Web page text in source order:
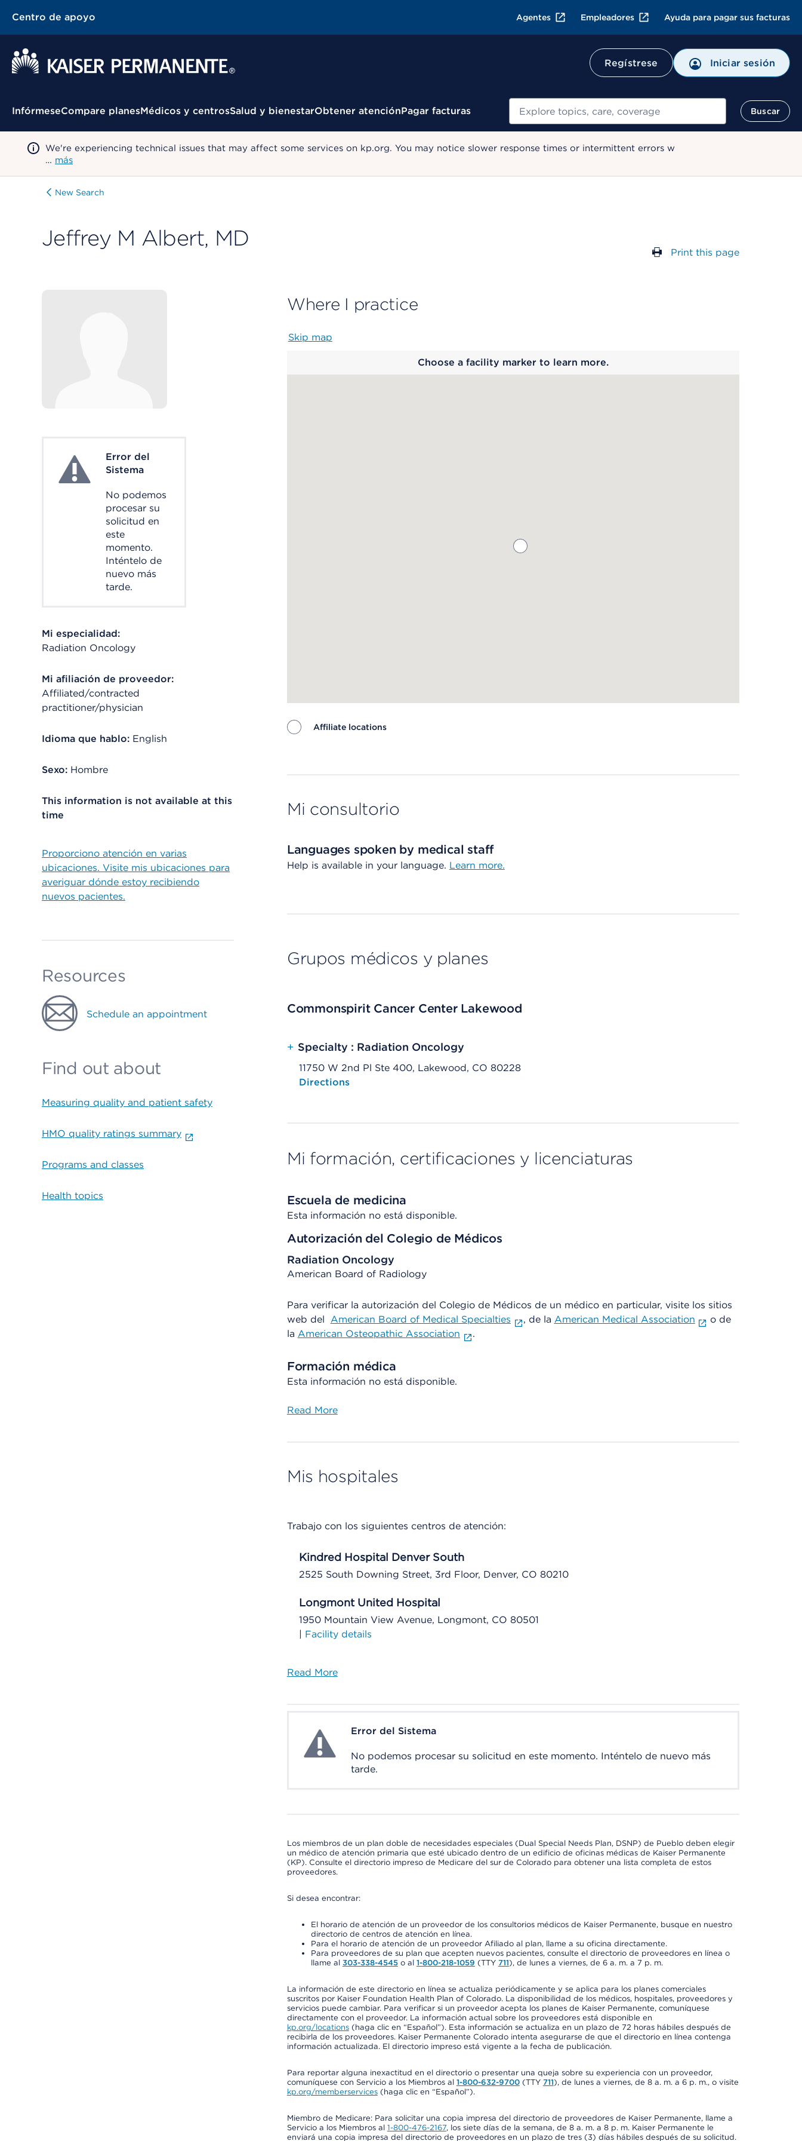
Centro de apoyo Agentes Empleadores Ayuda para pagar sus facturas
Regístrese Iniciar sesión
Menú contextual
InfórmeseCompare planesMédicos y centrosSalud y bienestarObtener atenciónPagar facturas Buscar
Buscar
We're experiencing technical issues that may affect some services on kp.org. You may notice slower response times or intermittent errors w
… más
New Search
Jeffrey M Albert, MD
Print this page
System ErrorError del
Sistema
No podemos
procesar su
solicitud en
este
momento.
Inténtelo de
nuevo más
tarde.
Mi especialidad:
Radiation Oncology
Mi afiliación de proveedor:
Affiliated/contracted
practitioner/physician
Idioma que hablo: English
Sexo: Hombre
This information is not available at this
time
Proporciono atención en varias
ubicaciones. Visite mis ubicaciones para
averiguar dónde estoy recibiendo
nuevos pacientes.
Resources
Schedule an appointment
Find out about
Measuring quality and patient safety
HMO quality ratings summary
Programs and classes
Health topics
Where I practice
Skip map
Choose a facility marker to learn more.
Affiliate locations
Mi consultorio
Languages spoken by medical staff
Help is available in your language. Learn more.
Grupos médicos y planes
Commonspirit Cancer Center Lakewood
+ Specialty : Radiation Oncology
11750 W 2nd Pl Ste 400, Lakewood, CO 80228
Opens native map application on mobile devices
Directions
Mi formación, certificaciones y licenciaturas
Escuela de medicina
Esta información no está disponible.
Autorización del Colegio de Médicos
Radiation Oncology
American Board of Radiology
Para verificar la autorización del Colegio de Médicos de un médico en particular, visite los sitios
web del American Board of Medical Specialties , de la American Medical Association
o de
la American Osteopathic Association .
Formación médica
Esta información no está disponible.
Read More
Mis hospitales
Trabajo con los siguientes centros de atención:
Kindred Hospital Denver South
2525 South Downing Street, 3rd Floor, Denver, CO 80210
Longmont United Hospital
1950 Mountain View Avenue, Longmont, CO 80501
| Facility details
Read More
System ErrorError del Sistema
No podemos procesar su solicitud en este momento. Inténtelo de nuevo más
tarde.
Los miembros de un plan doble de necesidades especiales (Dual Special Needs Plan, DSNP) de Pueblo deben elegir
un médico de atención primaria que esté ubicado dentro de un edificio de oficinas médicas de Kaiser Permanente
(KP). Consulte el directorio impreso de Medicare del sur de Colorado para obtener una lista completa de estos
proveedores.
Si desea encontrar:
El horario de atención de un proveedor de los consultorios médicos de Kaiser Permanente, busque en nuestro
directorio de centros de atención en línea.
Para el horario de atención de un proveedor Afiliado al plan, llame a su oficina directamente.
Para proveedores de su plan que acepten nuevos pacientes, consulte el directorio de proveedores en línea o
llame al 303-338-4545o al 1-800-218-1059 (TTY 711), de lunes a viernes, de 6 a. m. a 7 p. m.
La información de este directorio en línea se actualiza periódicamente y se aplica para los planes comerciales
suscritos por Kaiser Foundation Health Plan of Colorado. La disponibilidad de los médicos, hospitales, proveedores y
servicios puede cambiar. Para verificar si un proveedor acepta los planes de Kaiser Permanente, comuníquese
directamente con el proveedor. La información actual sobre los proveedores está disponible en
kp.org/locations(haga clic en “Español”). Esta información se actualiza en un plazo de 72 horas hábiles después de
recibirla de los proveedores. Kaiser Permanente Colorado intenta asegurarse de que el directorio en línea contenga
información actualizada. El directorio impreso está vigente a la fecha de publicación.
Para reportar alguna inexactitud en el directorio o presentar una queja sobre su experiencia con un proveedor,
comuníquese con Servicio a los Miembros al 1-800-632-9700(TTY 711), de lunes a viernes, de 8 a. m. a 6 p. m., o visite
kp.org/memberservices(haga clic en “Español”).
Miembro de Medicare: Para solicitar una copia impresa del directorio de proveedores de Kaiser Permanente, llame a
Servicio a los Miembros al 1-800-476-2167, los siete días de la semana, de 8 a. m. a 8 p. m. Kaiser Permanente le
enviará una copia impresa del directorio de proveedores en un plazo de tres (3) días hábiles después de su solicitud.